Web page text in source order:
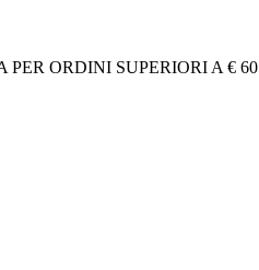
PER ORDINI SUPERIORI A € 60